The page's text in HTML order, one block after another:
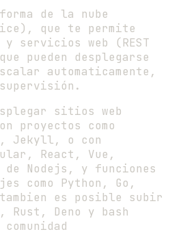
de la nube
que te permite
servicios web (REST
pueden desplegarse
automaticamente,
sitios web
proyectos como
Jekyll, o con
React, Vue,
Nodejs, y funciones
como Python, Go,
tambien es posible subir
Rust, Deno y bash